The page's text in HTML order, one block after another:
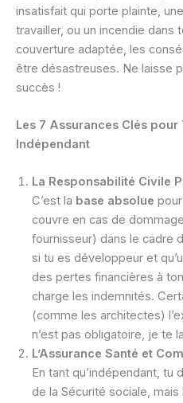
insatisfait qui porte plainte,
travailler, ou un incendie dans
couverture adaptée, les
être désastreuses. Ne laisse
succès !
Les 7 Assurances Clés
Indépendant
La Responsabilité Civile
C’est la base absolue
couvre en cas de
fournisseur) dans le cadre
si tu es développeur et
des pertes financières à
charge les indemnités.
(comme les architectes)
n’est pas obligatoire, je te
L’Assurance Santé et
En tant qu’indépendant, tu
de la Sécurité sociale,